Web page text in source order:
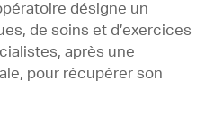
désigne un
de soins et d’exercices
après une
pour récupérer son